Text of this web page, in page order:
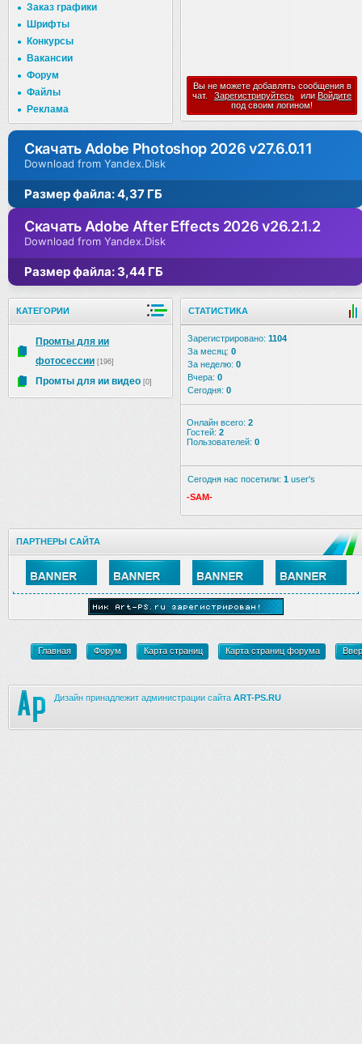
Заказ графики
Шрифты
Конкурсы
Вакансии
Форум
Файлы
Реклама
Вы не можете добавлять сообщения в
чат.
Зарегистрируйтесь или Войдите
под своим логином!
Скачать Adobe Photoshop 2026 v27.6.0.11
Download from Yandex.Disk
Размер файла: 4,37 ГБ
Скачать Adobe After Effects 2026 v26.2.1.2
Download from Yandex.Disk
Размер файла: 3,44 ГБ
КАТЕГОРИИ
Промты для ии
фотосессии [196]
Промты для ии видео [0]
СТАТИСТИКА
Зарегистрировано: 1104
За месяц: 0
За неделю: 0
Вчера: 0
Сегодня: 0
Онлайн всего: 2
Гостей: 2
Пользователей: 0
Сегодня нас посетили: 1 user's
-SAM-
ПАРТНЕРЫ САЙТА
Главная Форум Карта страниц Карта страниц форума
Дизайн принадлежит администрации сайта ART-PS.RU